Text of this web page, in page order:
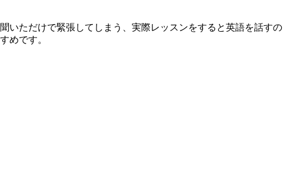
いただけで緊張してしまう、実際レッスンをすると英語を話すの
めです。